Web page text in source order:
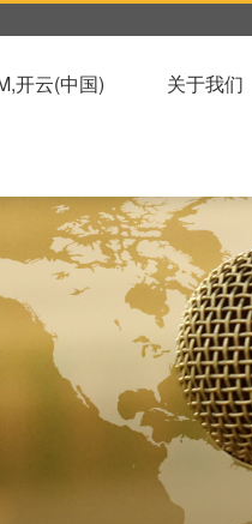
开云(中国) 关于我们